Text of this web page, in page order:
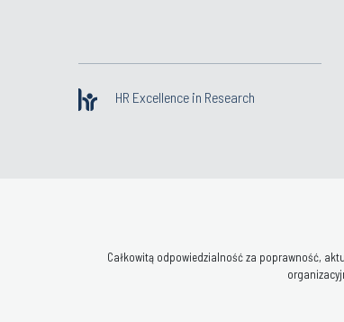
HR Excellence in Research
Całkowitą odpowiedzialność za poprawność,